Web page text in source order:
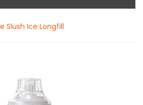
Slush Ice Longfill